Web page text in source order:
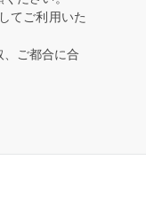
てご利用いた
ご都合に合